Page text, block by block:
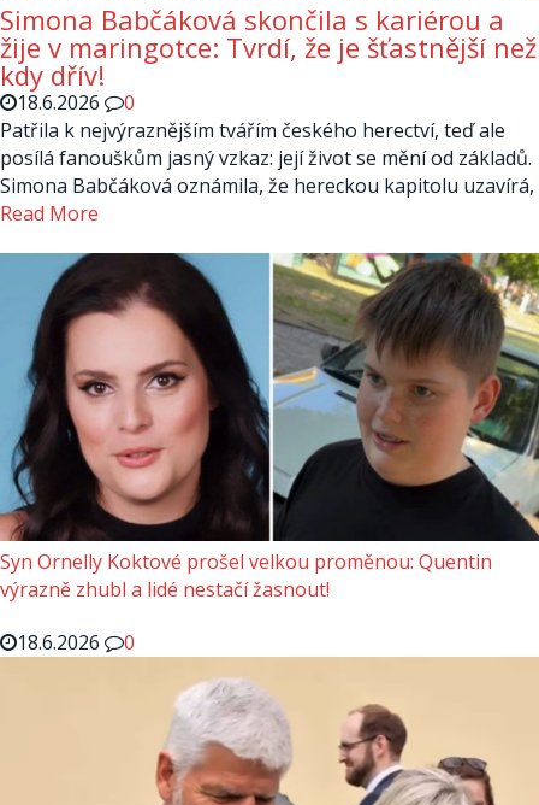
Simona Babčáková skončila s kariérou a
žije v maringotce: Tvrdí, že je šťastnější než
kdy dřív!
18.6.2026
0
Patřila k nejvýraznějším tvářím českého herectví, teď ale
posílá fanouškům jasný vzkaz: její život se mění od základů.
Simona Babčáková oznámila, že hereckou kapitolu uzavírá,
Read More
Syn Ornelly Koktové prošel velkou proměnou: Quentin
výrazně zhubl a lidé nestačí žasnout!
18.6.2026
0